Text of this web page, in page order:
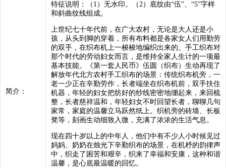
简介：
特征说明：（1）无水印。（2）底纹由“伍”、“5”字样
和斜曲纹线组成。
上世纪七十年代前，在广大农村，无论是大人还是小
孩，从头到脚的穿着，所有布料都是各家女人们用勤劳
的双手，在织布机上一梭梭地编织出来的。手工织布对
那个时代的劳动妇女而言，是维持全家人生计的一项最
基本技能。《第一套人民币》伍圆（织布）生动再现了
解放年代北方农村手工织布的场景：传统织布机旁，一
老一少正在辛勤劳作，长者端坐在织布机前，双手扶住
机器，年轻的妇女把纺好的纱线密密地绷起来，来回梳
整，长者慈祥温和，年轻妇女不时回望长者，聊聊几句
家常，家庭的温馨立马跃然纸上。织机旁的砖墙、长板
凳等，刻画生动细致入微，充满了浓浓的生活气息。
现在四十岁以上的中年人，他们中有不少人小时候见过
妈妈、奶奶在烛光下辛勤织布的场景，在机杼的韵律声
中，织走了困苦和艰辛，织来了幸福和安康，这种和谐
温馨，是心底最温暖的回忆。